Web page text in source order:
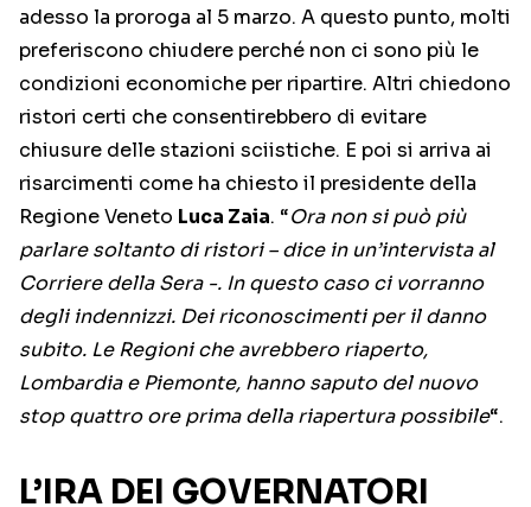
adesso la proroga al 5 marzo. A questo punto, molti
preferiscono chiudere perché non ci sono più le
condizioni economiche per ripartire. Altri chiedono
ristori certi che consentirebbero di evitare
chiusure delle stazioni sciistiche. E poi si arriva ai
risarcimenti come ha chiesto il presidente della
Regione Veneto Luca Zaia. “Ora non si può più
parlare soltanto di ristori – dice in un’intervista al
Corriere della Sera -. In questo caso ci vorranno
degli indennizzi. Dei riconoscimenti per il danno
subito. Le Regioni che avrebbero riaperto,
Lombardia e Piemonte, hanno saputo del nuovo
stop quattro ore prima della riapertura possibile“.
L’IRA DEI GOVERNATORI